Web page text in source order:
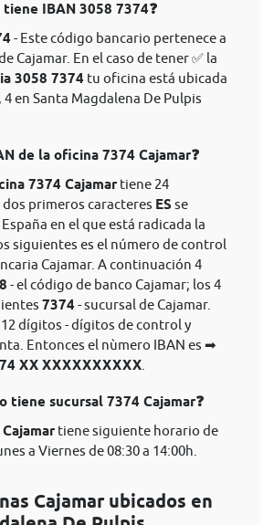
tiene IBAN 3058 7374❓
- Este código bancario pertenece a
Cajamar. En el caso de tener ✅ la
3058 7374 tu oficina está ubicada
4 en Santa Magdalena De Pulpis
de la oficina 7374 Cajamar❓
7374 Cajamar tiene 24
primeros caracteres ES se
en el que está radicada la
siguientes es el número de control
Cajamar. A continuación 4
- el código de banco Cajamar; los 4
7374 - sucursal de Cajamar.
dígitos - dígitos de control y
Entonces el nùmero IBAN es ➡
XX XXXXXXXXXX
tiene sucursal 7374 Cajamar❓
tiene siguiente horario de
a Viernes de 08:30 a 14:00h.
Cajamar ubicados en